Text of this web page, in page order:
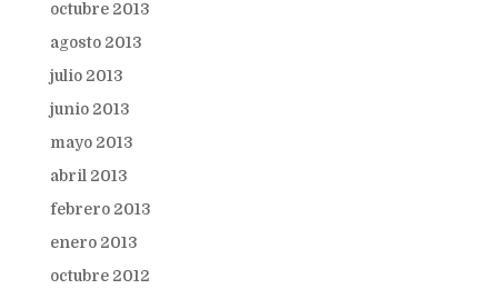
octubre 2013
agosto 2013
julio 2013
junio 2013
mayo 2013
abril 2013
febrero 2013
enero 2013
octubre 2012